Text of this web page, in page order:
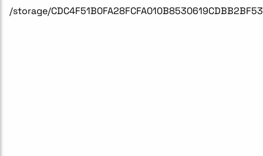
/storage/